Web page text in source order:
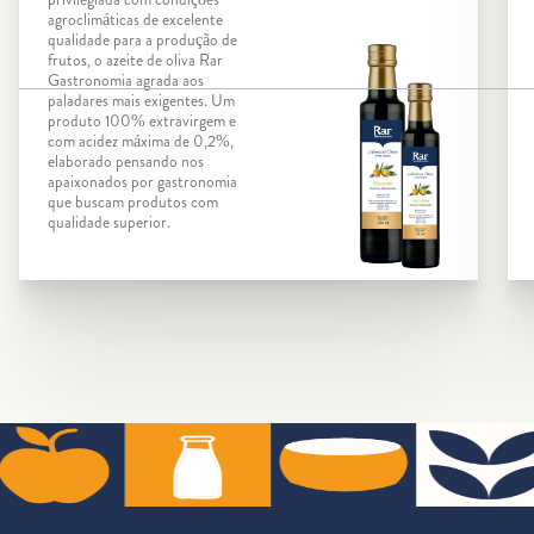
agroclimáticas de excelente
qualidade para a produção de
frutos, o azeite de oliva Rar
Gastronomia agrada aos
paladares mais exigentes. Um
produto 100% extravirgem e
com acidez máxima de 0,2%,
elaborado pensando nos
apaixonados por gastronomia
que buscam produtos com
qualidade superior.